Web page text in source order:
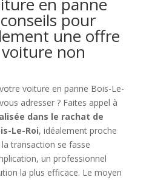
pour
une offre
non
voiture en panne Bois-Le-
adresser ? Faites appel à
dans le rachat de
Le-Roi, idéalement proche
transaction se fasse
un professionnel
la plus efficace. Le moyen